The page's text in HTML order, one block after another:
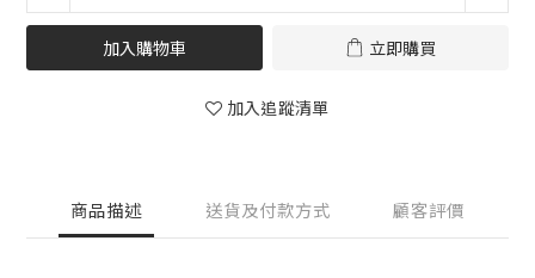
加入購物車 立即購買
加入追蹤清單
商品描述 送貨及付款方式 顧客評價